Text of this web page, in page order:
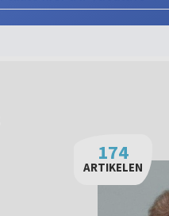
174
ARTIKELEN